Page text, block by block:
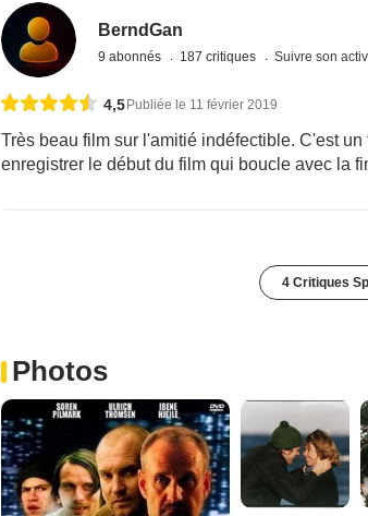
BerndGan
9 abonnés 187 critiques Suivre son
4,5 Publiée le 11 février 2019
Très beau film sur l'amitié indéfectible. C'est
enregistrer le début du film qui boucle avec la
4 Critiques
Photos